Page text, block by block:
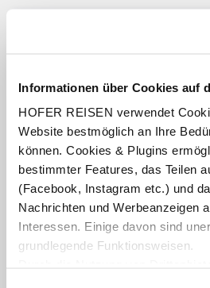
Informationen über Cookies auf
HOFER REISEN verwendet
Website bestmöglich an Ihre
können. Cookies & Plugins
bestimmter Features, das Teilen
(Facebook, Instagram etc.) und
Nachrichten und Werbeanzeigen
Interessen. Einige davon sind
grundlegende Funktionsweisen.
der 1. oder 2. Klasse ab/bis
1 x Übernachtung,
3 x Übernachtung im Hotel
Verpflegung: Frühstücksbuffet
Welcome Drink
Benutzung des hoteleigenen
(Öffnungszeiten lt. Aushang vor